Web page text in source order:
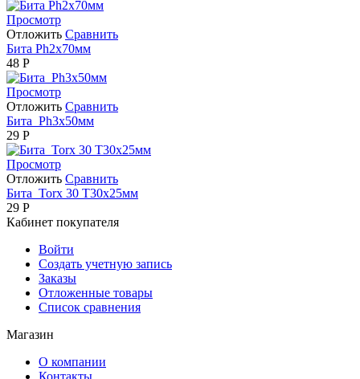
Просмотр
Отложить Сравнить
Бита Ph2х70мм
48 Р
Просмотр
Отложить Сравнить
Бита Ph3х50мм
29 Р
Просмотр
Отложить Сравнить
Бита Torx 30 Т30х25мм
29 Р
Кабинет покупателя
Войти
Создать учетную запись
Заказы
Отложенные товары
Список сравнения
Магазин
О компании
Контакты